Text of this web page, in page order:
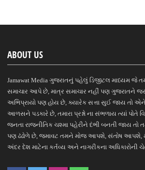
ABOUT US
Jamawat Media ગુજરાતનું પહેલું ડિજીટલ માધ્યમ જે
સમાચાર આપે છે, માત્ર સમાચાર નહીં પણ ગુજરાતને
અભિપ્રાયો પણ હોય છે, ક્યારેક સત્તા સુઈ જાય તો એને
આળસને પડકારે છે, તમારા પ્રશ્નો ના સંભળાય ત્યાં પોતે
જનતા રાજનીતિક ચશ્મા પહેરીને દંભી બનતી જાય તો
પણ ઢંઢોળે છે, જમાવટ તમને મોજ આપશે, સંતોષ આપશે,
અંદર દેશ માટેના કર્તવ્ય અને નાગરીકના અધિકારોની